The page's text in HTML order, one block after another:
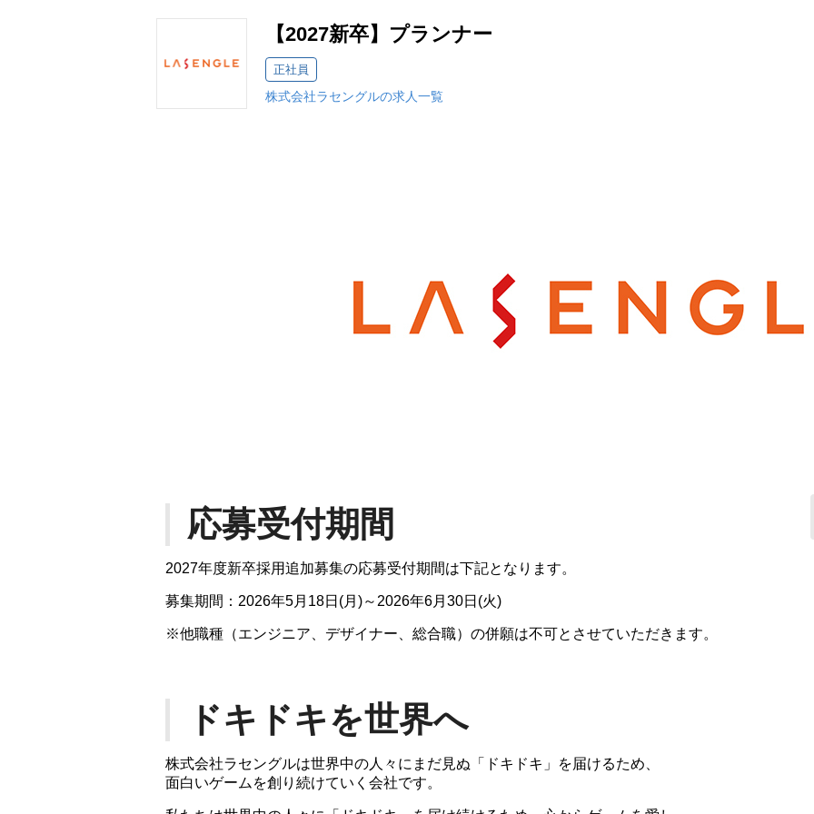
【2027新卒】プランナー
正社員
株式会社ラセングルの求人一覧
応募受付期間
2027年度新卒採用追加募集の応募受付期間は下記となります。
募集期間：2026年5月18日(月)～2026年6月30日(火)
※他職種（エンジニア、デザイナー、総合職）の併願は不可とさせていただきます。
ドキドキを世界へ
株式会社ラセングルは世界中の人々にまだ見ぬ「ドキドキ」を届けるため、
面白いゲームを創り続けていく会社です。